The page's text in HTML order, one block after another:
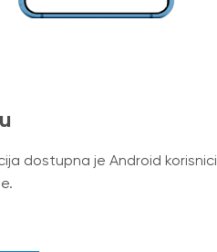
dostupna je Android